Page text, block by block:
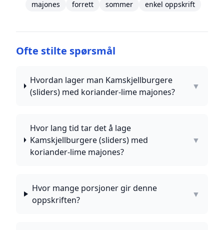
majones
forrett sommer enkel oppskrift
Ofte stilte spørsmål
Hvordan lager man Kamskjellburgere
(sliders) med koriander-lime majones?
▼
Hvor lang tid tar det å lage
Kamskjellburgere (sliders) med
koriander-lime majones?
▼
Hvor mange porsjoner gir denne
oppskriften?
▼